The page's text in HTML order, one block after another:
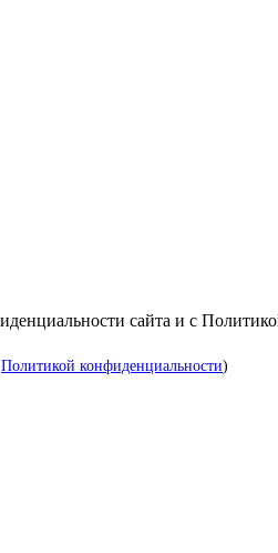
сайта и с
Политикой конфиденциальности)